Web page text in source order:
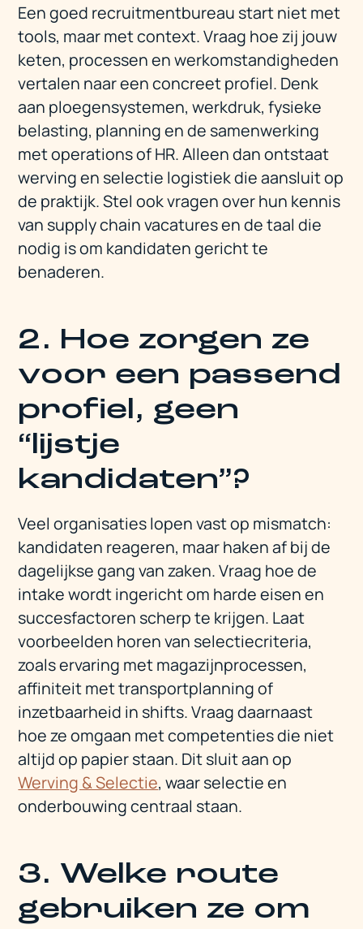
Een goed recruitmentbureau start niet met
tools, maar met context. Vraag hoe zij jouw
keten, processen en werkomstandigheden
vertalen naar een concreet profiel. Denk
aan ploegensystemen, werkdruk, fysieke
belasting, planning en de samenwerking
met operations of HR. Alleen dan ontstaat
werving en selectie logistiek die aansluit op
de praktijk. Stel ook vragen over hun kennis
van supply chain vacatures en de taal die
nodig is om kandidaten gericht te
benaderen.
2. Hoe zorgen ze
voor een passend
profiel, geen
“lijstje
kandidaten”?
Veel organisaties lopen vast op mismatch:
kandidaten reageren, maar haken af bij de
dagelijkse gang van zaken. Vraag hoe de
intake wordt ingericht om harde eisen en
succesfactoren scherp te krijgen. Laat
voorbeelden horen van selectiecriteria,
zoals ervaring met magazijnprocessen,
affiniteit met transportplanning of
inzetbaarheid in shifts. Vraag daarnaast
hoe ze omgaan met competenties die niet
altijd op papier staan. Dit sluit aan op
Werving & Selectie, waar selectie en
onderbouwing centraal staan.
3. Welke route
gebruiken ze om